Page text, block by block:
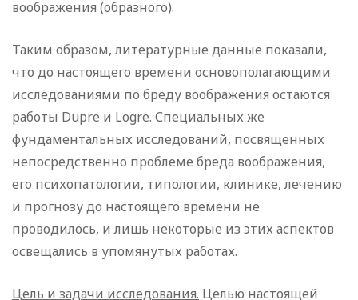
воображения (образного).
Таким образом, литературные данные показали,
что до настоящего времени основополагающими
исследованиями по бреду воображения остаются
работы Dupre и Logre. Специальных же
фундаментальных исследований, посвященных
непосредственно проблеме бреда воображения,
его психопатологии, типологии, клинике, лечению
и прогнозу до настоящего времени не
проводилось, и лишь некоторые из этих аспектов
освещались в упомянутых работах.
Цель и задачи исследования. Целью настоящей